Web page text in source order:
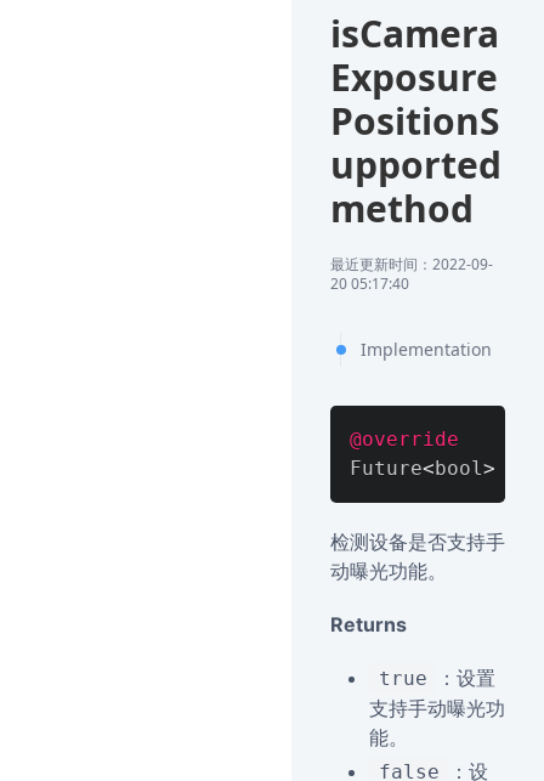
isCamera
Exposure
PositionS
upported
method
最近更新时间：2022-09-
20 05:17:40
Implementation
@override
Future<bool>
检测设备是否支持手
动曝光功能。
Returns
true
：设置
支持手动曝光功
能。
false ：设